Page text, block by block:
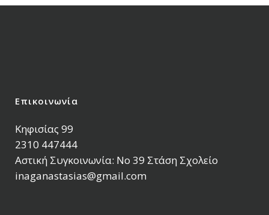
Επικοινωνία
Κηφισίας 99
2310 447444
Αστική Συγκοινωνία: Νο 39 Στάση Σχολείο
inaganastasias@gmail.com